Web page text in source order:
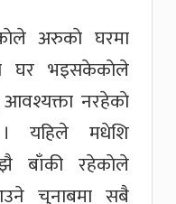
अरुकाे घरमा
घर भइसकेकाेले
नरहेकाे
यहिले मधेशि
बाँकी रहेकाेले
चुनाबमा सबै